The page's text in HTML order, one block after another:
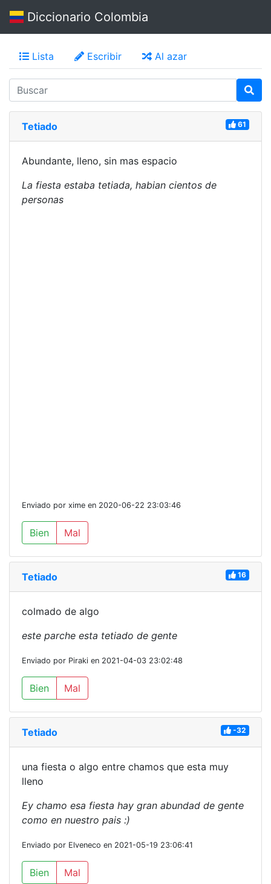
Diccionario Colombia
Lista Escribir Al azar
Tetiado 61
Abundante, lleno, sin mas espacio
La fiesta estaba tetiada, habian cientos de
personas
Enviado por xime en 2020-06-22 23:03:46
Bien Mal
Tetiado 16
colmado de algo
este parche esta tetiado de gente
Enviado por Piraki en 2021-04-03 23:02:48
Bien Mal
Tetiado -32
una fiesta o algo entre chamos que esta muy
lleno
Ey chamo esa fiesta hay gran abundad de gente
como en nuestro pais :)
Enviado por Elveneco en 2021-05-19 23:06:41
Bien Mal